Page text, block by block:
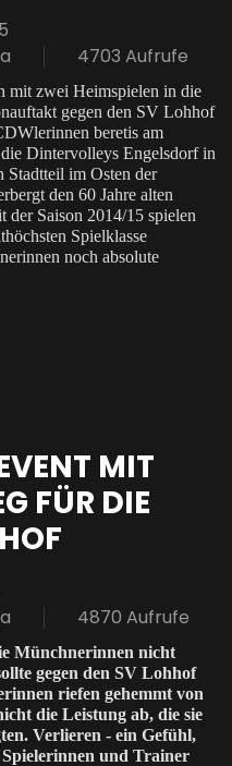
4703 Aufrufe
mit zwei Heimspielen in die
gegen den SV Lohhof
beretis am
Dintervolleys Engelsdorf in
Stadtteil im Osten der
den 60 Jahre alten
Saison 2014/15 spielen
Spielklasse
noch absolute
MIT
FÜR DIE
4870 Aufrufe
Münchnerinnen nicht
gegen den SV Lohhof
riefen gehemmt von
die Leistung ab, die sie
Verlieren - ein Gefühl,
und Trainer